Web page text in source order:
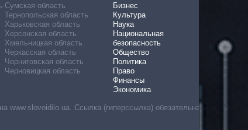
Сумская область
Тернопольская область
Харьковская область
Херсонская область
Хмельницкая область
Черкасская область
Черниговская область
Черновицкая область
Бизнес
Культура
Наука
Национальная
безопасность
Общество
Политика
Право
Финансы
Экономика
www.slovoidilo.ua. Ссылка (гиперссылка) обязательна